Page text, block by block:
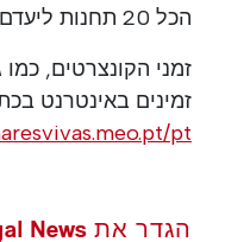
הכל 20 תחנות ליעדם.
זמני הקונצרטים,
זמינים באינטרנט
pt